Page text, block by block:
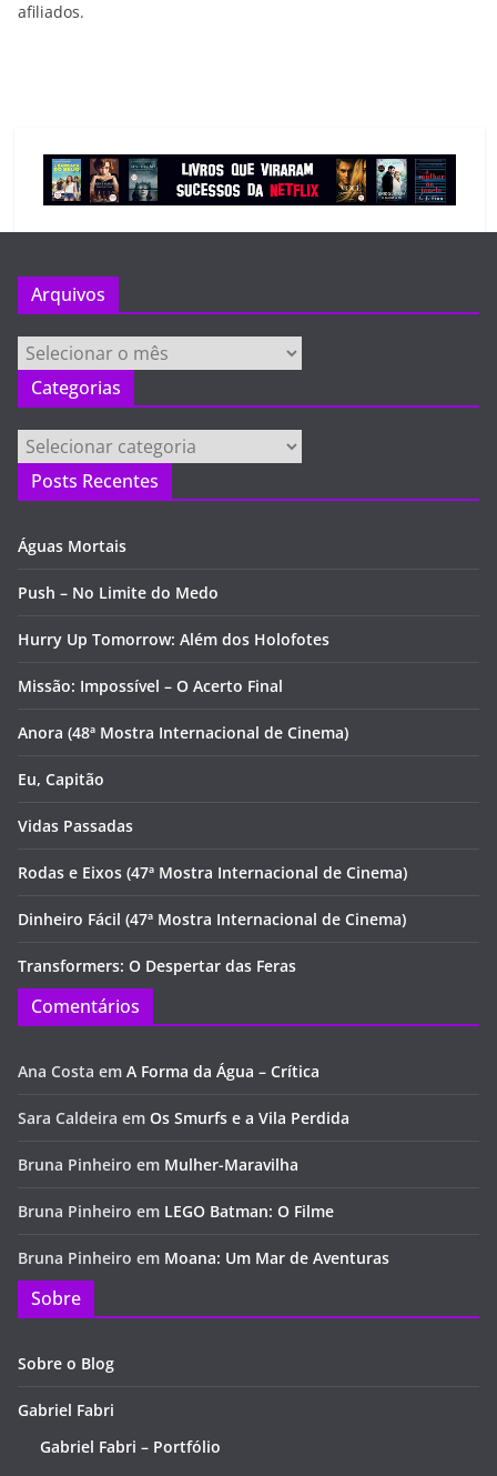
afiliados.
Arquivos
Arquivos
Categorias
Categorias
Posts Recentes
Águas Mortais
Push – No Limite do Medo
Hurry Up Tomorrow: Além dos Holofotes
Missão: Impossível – O Acerto Final
Anora (48ª Mostra Internacional de Cinema)
Eu, Capitão
Vidas Passadas
Rodas e Eixos (47ª Mostra Internacional de Cinema)
Dinheiro Fácil (47ª Mostra Internacional de Cinema)
Transformers: O Despertar das Feras
Comentários
Ana Costa em A Forma da Água – Crítica
Sara Caldeira em Os Smurfs e a Vila Perdida
Bruna Pinheiro em Mulher-Maravilha
Bruna Pinheiro em LEGO Batman: O Filme
Bruna Pinheiro em Moana: Um Mar de Aventuras
Sobre
Sobre o Blog
Gabriel Fabri
Gabriel Fabri – Portfólio